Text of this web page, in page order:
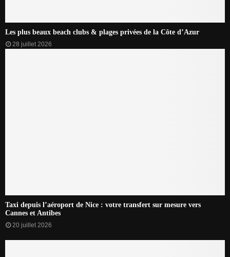
Les plus beaux beach clubs & plages privées de la Côte d’Azur
28 juillet 2026
Taxi depuis l’aéroport de Nice : votre transfert sur mesure vers
Cannes et Antibes
20 juillet 2026